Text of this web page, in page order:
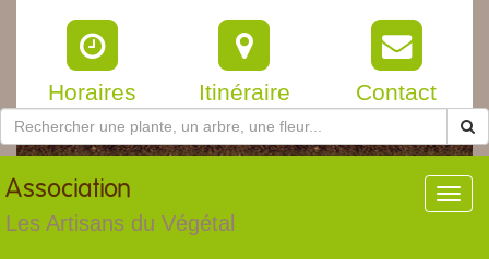
Horaires Itinéraire Contact
Association
Les Artisans du Végétal